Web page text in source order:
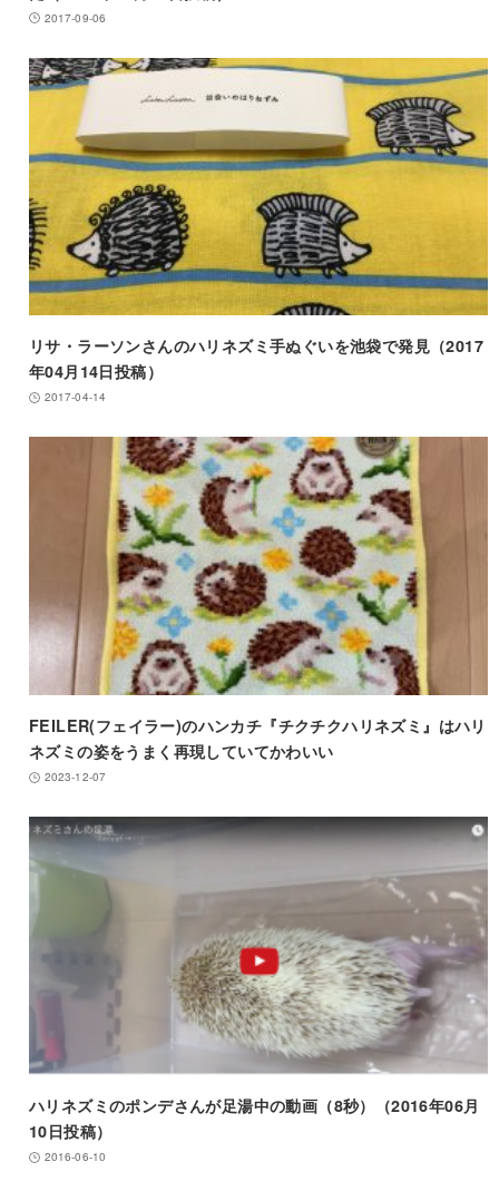
2017-09-06
リサ・ラーソンさんのハリネズミ手ぬぐいを池袋で発見（2017
年04月14日投稿）
2017-04-14
FEILER(フェイラー)のハンカチ『チクチクハリネズミ』はハリ
ネズミの姿をうまく再現していてかわいい
2023-12-07
ハリネズミのポンデさんが足湯中の動画（8秒）（2016年06月
10日投稿）
2016-06-10